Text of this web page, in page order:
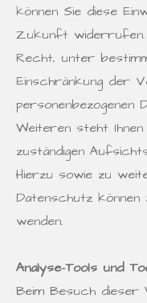
können Sie diese
Zukunft widerrufen.
Recht, unter
Einschränkung der
personenbezogenen
Weiteren steht
zuständigen
Hierzu sowie zu
Datenschutz
wenden.
Analyse-Tools und
Beim Besuch